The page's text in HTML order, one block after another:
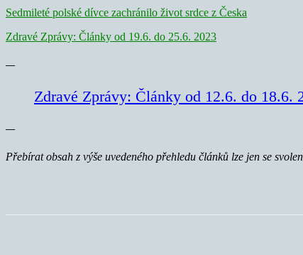
Sedmileté polské dívce zachránilo život srdce z Česka
Zdravé Zprávy: Články od 19.6. do 25.6. 2023
—
Zdravé Zprávy: Články od 12.6. do 18.6.
—
Přebírat obsah z výše uvedeného přehledu článků lze jen se